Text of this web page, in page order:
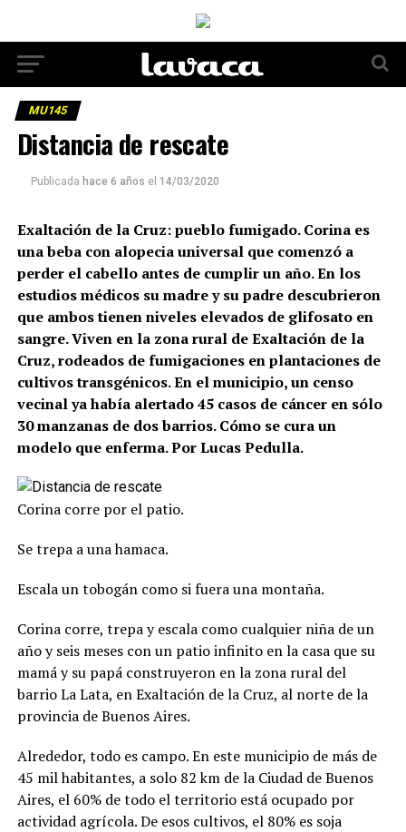
MU145
Distancia de rescate
Publicada hace 6 años el 14/03/2020
Exaltación de la Cruz: pueblo fumigado. Corina es
una beba con alopecia universal que comenzó a
perder el cabello antes de cumplir un año. En los
estudios médicos su madre y su padre descubrieron
que ambos tienen niveles elevados de glifosato en
sangre. Viven en la zona rural de Exaltación de la
Cruz, rodeados de fumigaciones en plantaciones de
cultivos transgénicos. En el municipio, un censo
vecinal ya había alertado 45 casos de cáncer en sólo
30 manzanas de dos barrios. Cómo se cura un
modelo que enferma. Por Lucas Pedulla.
Corina corre por el patio.
Se trepa a una hamaca.
Escala un tobogán como si fuera una montaña.
Corina corre, trepa y escala como cualquier niña de un
año y seis meses con un patio infinito en la casa que su
mamá y su papá construyeron en la zona rural del
barrio La Lata, en Exaltación de la Cruz, al norte de la
provincia de Buenos Aires.
Alrededor, todo es campo. En este municipio de más de
45 mil habitantes, a solo 82 km de la Ciudad de Buenos
Aires, el 60% de todo el territorio está ocupado por
actividad agrícola. De esos cultivos, el 80% es soja